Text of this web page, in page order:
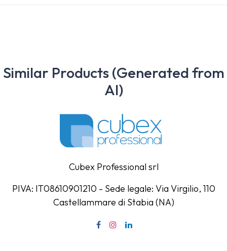
Similar Products (Generated from
AI)
Cubex Professional srl
PIVA: IT08610901210 - Sede legale: Via Virgilio, 110
Castellammare di Stabia (NA)